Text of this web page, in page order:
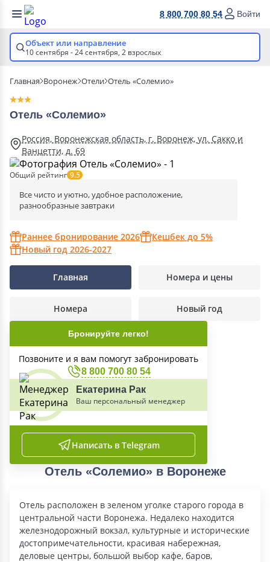
8 800 700 80 54 Войти
Объект или направление
10 сентября - 24 сентября, 2 взрослых
Главная Воронеж Отели Отель «Солемио»
Отель «Солемио»
Россия, Воронежская область, г. Воронеж, ул. Сакко и
Ванцетти, д. 69
Общий рейтинг 9.5
Все чисто и уютно, удобное расположение,
разнообразные завтраки
Раннее бронирование 2026
Кешбек до 5%
Новый год 2026-2027
Главная Номера и цены
Номера Новый год
Бронируйте легко!
Позвоните и я вам помогут забронировать
8 800 700 80 54
Екатерина Рак
Ваш персональный менеджер
Написать в Telegram
Отель «Солемио» в Воронеже
Отель расположен в зеленом уголке старого города в
центральной части Воронежа. Недалеко находится
железнодорожный вокзал, культурные и исторические
достопримечательности, красивая набережная,
деловые центры, большой выбор кафе, баров,